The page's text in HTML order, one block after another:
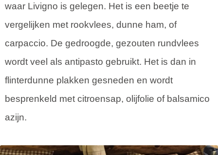
waar Livigno is gelegen. Het is een beetje te
vergelijken met rookvlees, dunne ham, of
carpaccio. De gedroogde, gezouten rundvlees
wordt veel als antipasto gebruikt. Het is dan in
flinterdunne plakken gesneden en wordt
besprenkeld met citroensap, olijfolie of balsamico
azijn.